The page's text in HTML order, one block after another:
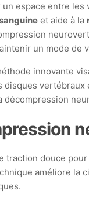
un espace entre
et aide à la
un mode de
innovante
douce
améliore la